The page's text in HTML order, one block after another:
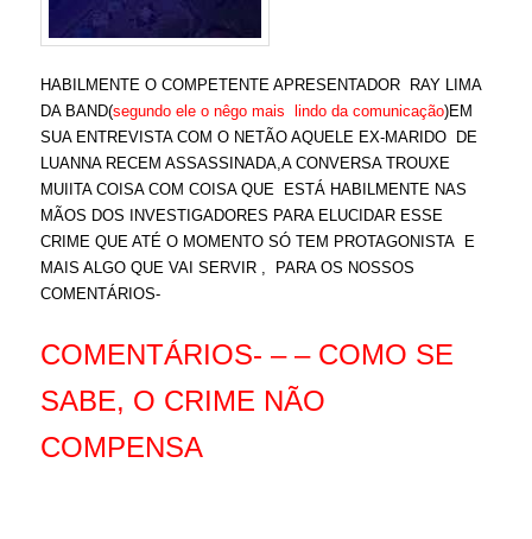
HABILMENTE O COMPETENTE APRESENTADOR RAY LIMA
DA BAND(segundo ele o nêgo mais lindo da comunicação)EM
SUA ENTREVISTA COM O NETÃO AQUELE EX-MARIDO DE
LUANNA RECEM ASSASSINADA,A CONVERSA TROUXE
MUIITA COISA COM COISA QUE ESTÁ HABILMENTE NAS
MÃOS DOS INVESTIGADORES PARA ELUCIDAR ESSE
CRIME QUE ATÉ O MOMENTO SÓ TEM PROTAGONISTA E
MAIS ALGO QUE VAI SERVIR , PARA OS NOSSOS
COMENTÁRIOS-
COMENTÁRIOS- – – COMO SE
SABE, O CRIME NÃO
COMPENSA